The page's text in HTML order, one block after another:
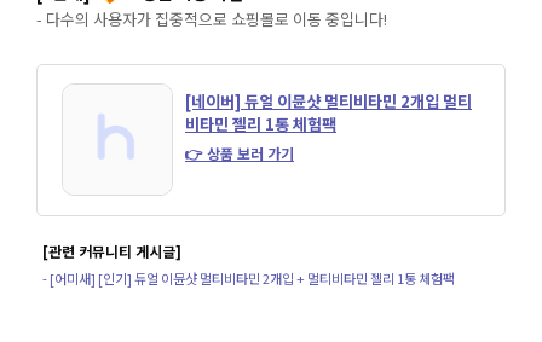
- 다수의 사용자가 집중적으로 쇼핑몰로 이동 중입니다!
[네이버] 듀얼 이뮨샷 멀티비타민 2개입 멀티
비타민 젤리 1통 체험팩
👉 상품 보러 가기
[관련 커뮤니티 게시글]
- [어미새] [인기] 듀얼 이뮨샷 멀티비타민 2개입 + 멀티비타민 젤리 1통 체험팩